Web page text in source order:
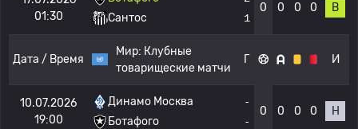
01:30
Сантос
1
0 0 0 0 В
Дата / Время
Мир: Клубные
товарищеские матчи
Г И
10.07.2026
19:00
Динамо Москва
Ботафого
-
-
0 0 0 0 Н